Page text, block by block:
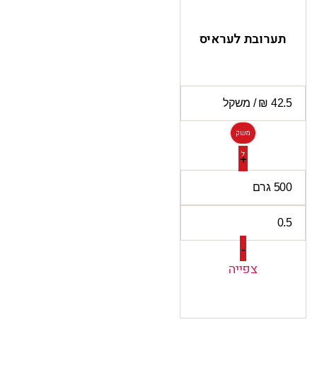
תערובת לעראיס
משק
ל
+
-
צפייה